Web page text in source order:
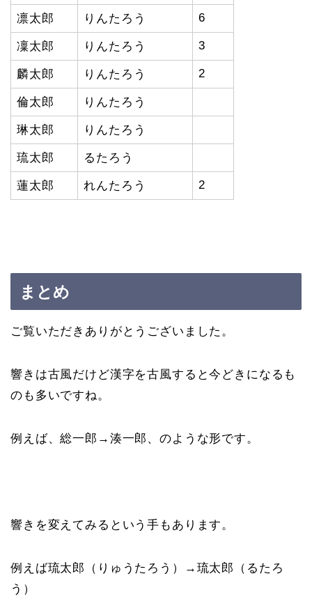
凛太郎 りんたろう 6
凜太郎 りんたろう 3
麟太郎 りんたろう 2
倫太郎 りんたろう
琳太郎 りんたろう
琉太郎 るたろう
蓮太郎 れんたろう 2
まとめ
ご覧いただきありがとうございました。
響きは古風だけど漢字を古風すると今どきになるも
のも多いですね。
例えば、総一郎→湊一郎、のような形です。
響きを変えてみるという手もあります。
例えば琉太郎（りゅうたろう）→琉太郎（るたろ
う）